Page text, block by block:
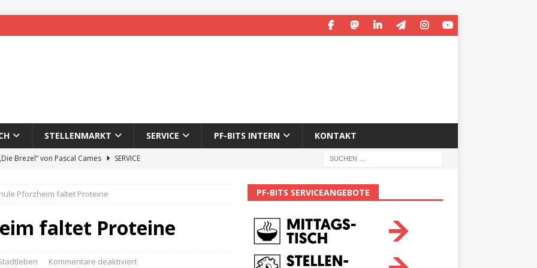
STELLENMARKT SERVICE PF-BITS INTERN KONTAKT
Brezel“ von Pascal Cames
SERVICE
des 65. Fasnetsumzugs Dillweißenstein
Der Mann hinter PF-Bits lebt nicht mehr
Pforzheim faltet Proteine
faltet Proteine
Kommentare deaktiviert
PF-BITS SERVICEANGEBOTE